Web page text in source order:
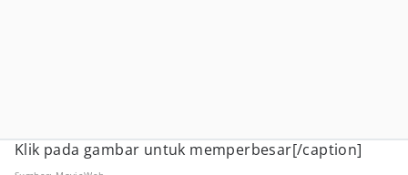
Klik pada gambar untuk memperbesar[/caption]